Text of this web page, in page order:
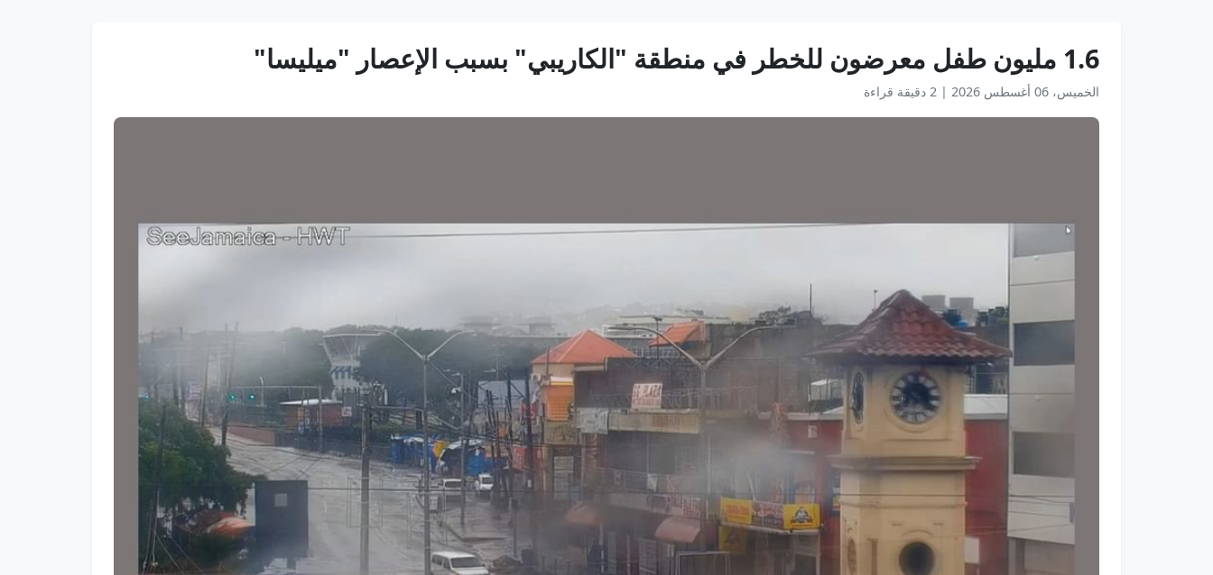
1.6 مليون طفل معرضون للخطر في منطقة "الكاريبي" بسبب الإعصار "ميليسا"
الخميس، 06 أغسطس 2026 | 2 دقيقة قراءة